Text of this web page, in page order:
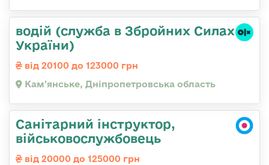
водій (служба в Збройних Силах
України)
від 20100 до 123000 грн
Кам'янське, Дніпропетровська область
Санітарний інструктор,
військовослужбовець
від 20000 до 125000 грн